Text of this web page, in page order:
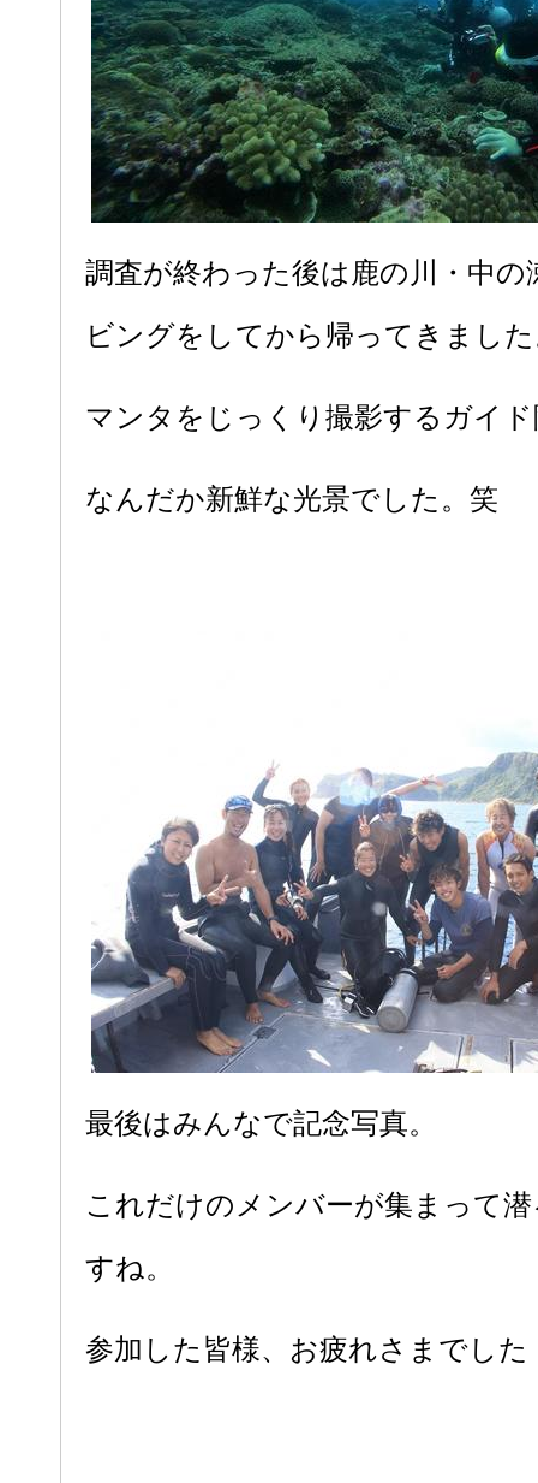
調査が終わった後は鹿の川・中
ビングをしてから帰ってきまし
マンタをじっくり撮影するガイ
なんだか新鮮な光景でした。笑
最後はみんなで記念写真。
これだけのメンバーが集まって
すね。
参加した皆様、お疲れさまでした